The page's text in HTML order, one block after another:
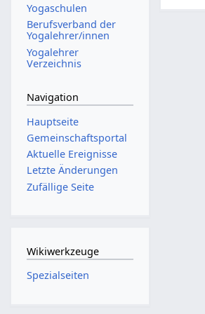
Yogaschulen
Berufsverband der
Yogalehrer/innen
Yogalehrer
Verzeichnis
Navigation
Hauptseite
Gemeinschafts­portal
Aktuelle Ereignisse
Letzte Änderungen
Zufällige Seite
Wikiwerkzeuge
Spezialseiten